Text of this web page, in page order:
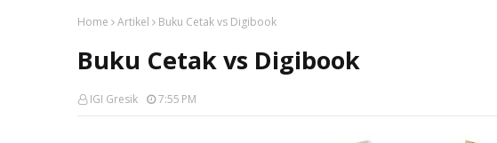
Home Artikel Buku Cetak vs Digibook
Buku Cetak vs Digibook
IGI Gresik 7:55 PM